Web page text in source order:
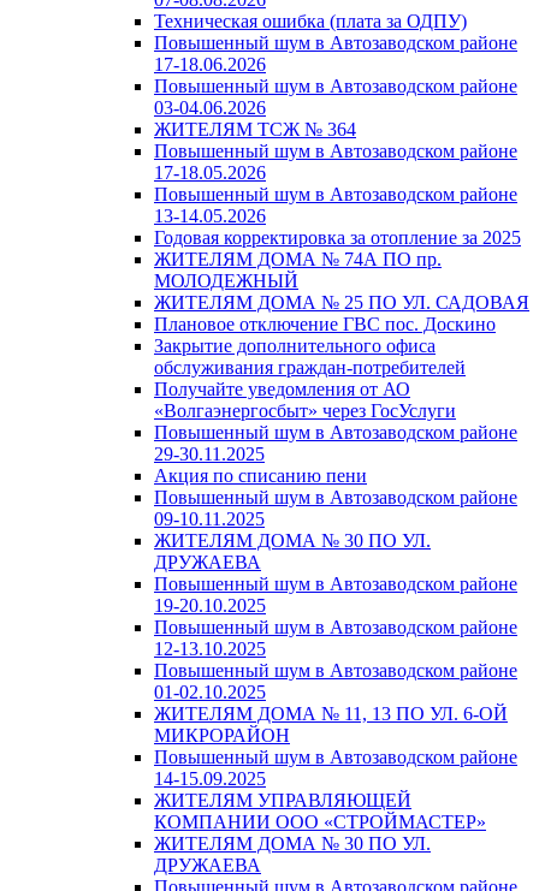
Техническая ошибка (плата за ОДПУ)
Повышенный шум в Автозаводском районе
17-18.06.2026
Повышенный шум в Автозаводском районе
03-04.06.2026
ЖИТЕЛЯМ ТСЖ № 364
Повышенный шум в Автозаводском районе
17-18.05.2026
Повышенный шум в Автозаводском районе
13-14.05.2026
Годовая корректировка за отопление за 2025
ЖИТЕЛЯМ ДОМА № 74А ПО пр.
МОЛОДЕЖНЫЙ
ЖИТЕЛЯМ ДОМА № 25 ПО УЛ. САДОВАЯ
Плановое отключение ГВС пос. Доскино
Закрытие дополнительного офиса
обслуживания граждан-потребителей
Получайте уведомления от АО
«Волгаэнергосбыт» через ГосУслуги
Повышенный шум в Автозаводском районе
29-30.11.2025
Акция по списанию пени
Повышенный шум в Автозаводском районе
09-10.11.2025
ЖИТЕЛЯМ ДОМА № 30 ПО УЛ.
ДРУЖАЕВА
Повышенный шум в Автозаводском районе
19-20.10.2025
Повышенный шум в Автозаводском районе
12-13.10.2025
Повышенный шум в Автозаводском районе
01-02.10.2025
ЖИТЕЛЯМ ДОМА № 11, 13 ПО УЛ. 6-ОЙ
МИКРОРАЙОН
Повышенный шум в Автозаводском районе
14-15.09.2025
ЖИТЕЛЯМ УПРАВЛЯЮЩЕЙ
КОМПАНИИ ООО «СТРОЙМАСТЕР»
ЖИТЕЛЯМ ДОМА № 30 ПО УЛ.
ДРУЖАЕВА